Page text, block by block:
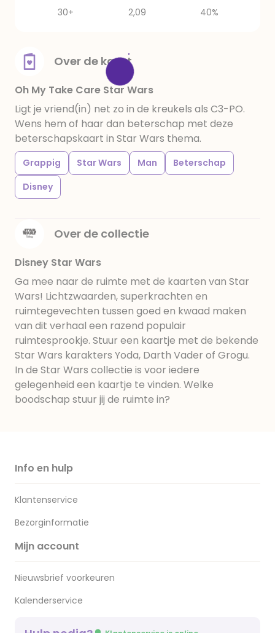
30+
2,09 40%
Over de kaart
Oh My Take Care Star Wars
Ligt je vriend(in) net zo in de kreukels als C3-PO.
Wens hem of haar dan beterschap met deze
beterschapskaart in Star Wars thema.
Grappig Star Wars Man
Beterschap
Disney
Over de collectie
Disney Star Wars
Ga mee naar de ruimte met de kaarten van Star
Wars! Lichtzwaarden, superkrachten en
ruimtegevechten tussen goed en kwaad maken
van dit verhaal een razend populair
ruimtesprookje. Stuur een kaartje met de bekende
Star Wars karakters Yoda, Darth Vader of Grogu.
In de Star Wars collectie is voor iedere
gelegenheid een kaartje te vinden. Welke
boodschap stuur jij de ruimte in?
Info en hulp
Klantenservice
Bezorginformatie
Mijn account
Nieuwsbrief voorkeuren
Kalenderservice